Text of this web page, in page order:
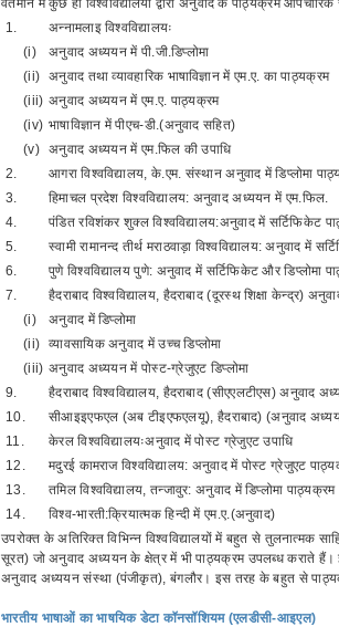
वर्तमान में कुछ ही विश्वविद्यालयों द्वारा अनुवाद के पाठ्यक्रम
1.
अन्नामलाइ विश्वविद्यालयः
(i)
अनुवाद अध्ययन में पी.जी.डिप्लोमा
(ii) अनुवाद तथा व्यावहारिक भाषाविज्ञान में एम.ए. का पाठ्यक्रम
(iii) अनुवाद अध्ययन में एम.ए. पाठ्यक्रम
(iv) भाषाविज्ञान में पीएच-डी.(अनुवाद सहित)
(v) अनुवाद अध्ययन में एम.फिल की उपाधि
2.
आगरा विश्वविद्यालय, के.एम. संस्थान अनुवाद में डिप्लोमा
3.
हिमाचल प्रदेश विश्वविद्यालय: अनुवाद अध्ययन में एम.फिल.
4.
पंडित रविशंकर शुक्ल विश्वविद्यालय:अनुवाद में सर्टिफिकेट
5.
स्वामी रामानन्द तीर्थ मराठवाड़ा विश्वविद्यालय: अनुवाद में
6.
पुणे विश्वविद्यालय पुणे: अनुवाद में सर्टिफिकेट और डिप्लोमा
7.
हैदराबाद विश्वविद्यालय, हैदराबाद (दूरस्थ शिक्षा केन्द्र)
(i)
अनुवाद में डिप्लोमा
(ii) व्यावसायिक अनुवाद में उच्च डिप्लोमा
(iii) अनुवाद अध्ययन में पोस्ट-ग्रेजुएट डिप्लोमा
9.
हैदराबाद विश्वविद्यालय, हैदराबाद (सीएएलटीएस) अनुवाद
10.
सीआइइएफएल (अब टीइएफएलयू), हैदराबाद) (अनुवाद
11.
केरल विश्वविद्यालयःअनुवाद में पोस्ट ग्रेजुएट उपाधि
12.
मदुरई कामराज विश्वविद्यालय: अनुवाद में पोस्ट ग्रेजुएट
13.
तमिल विश्वविद्यालय, तन्जावुर: अनुवाद में डिप्लोमा पाठ्यक्रम
14.
विश्व-भारती:क्रियात्मक हिन्दी में एम.ए.(अनुवाद)
उपरोक्त के अतिरिक्त विभिन्न विश्वविद्यालयों में बहुत से तुलनात्मक
सूरत) जो अनुवाद अध्ययन के क्षेत्र में भी पाठ्यक्रम उपलब्ध कराते हैं।
अनुवाद अध्ययन संस्था (पंजीकृत), बंगलौर। इस तरह के बहुत से
भारतीय भाषाओं का भाषयिक डेटा कॉनसॉशियम (एलडीसी-आइएल)